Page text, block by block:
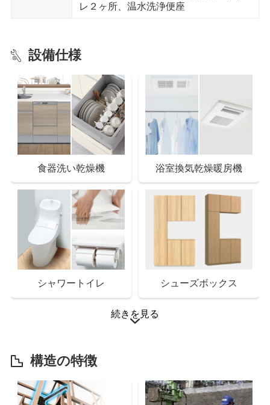
徒歩15分以内
ショッピングセンター
モラージュ菖蒲店 まで13分
レ２ヶ所、温水洗浄便座
設備仕様
食器洗い乾燥機 浴室換気乾燥暖房機
シャワートイレ シューズボックス
スマートドアキー インターホン
続きを見る
構造の特徴